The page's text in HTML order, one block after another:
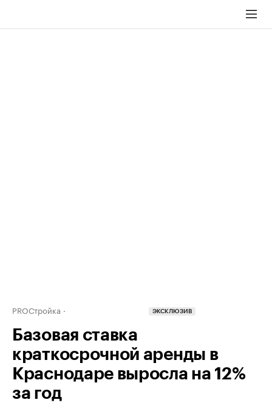
PROСтройка ЭКСКЛЮЗИВ
Базовая ставка
краткосрочной аренды в
Краснодаре выросла на 12%
за год